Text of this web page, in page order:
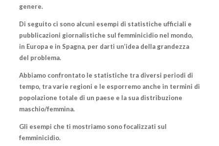
genere.
Di seguito ci sono alcuni esempi di statistiche ufficiali e
pubblicazioni giornalistiche sul femminicidio nel mondo,
in Europa e in Spagna, per darti un’idea della grandezza
del problema.
Abbiamo confrontato le statistiche tra diversi periodi di
tempo, tra varie regioni e le esporremo anche in termini di
popolazione totale di un paese e la sua distribuzione
maschio/femmina.
Gli esempi che ti mostriamo sono focalizzati sul
femminicidio.